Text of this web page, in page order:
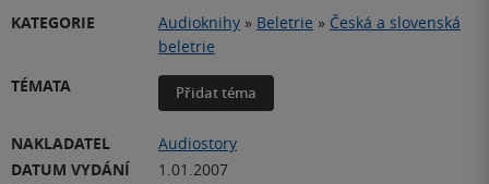
KATEGORIE Audioknihy » Beletrie » Česká a slovenská
beletrie
TÉMATA
Přidat téma
NAKLADATEL
Audiostory
DATUM VYDÁNÍ
1.01.2007